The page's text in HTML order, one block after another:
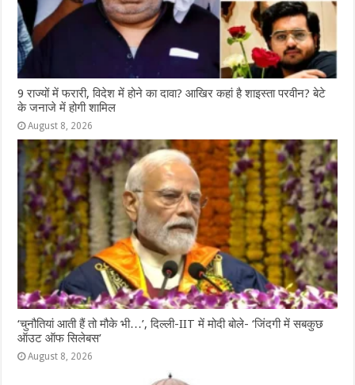
9 राज्‍यों में फरारी, व‍िदेश में होने का दावा? आख‍िर कहां है शाइस्‍ता परवीन? बेटे
के जनाजे में होगी शामिल
August 8, 2026
‘चुनौतियां आती हैं तो मौके भी…’, दिल्ली-IIT में मोदी बोले- ‘जिंदगी में सबकुछ
ऑउट ऑफ सिलेबस’
August 8, 2026